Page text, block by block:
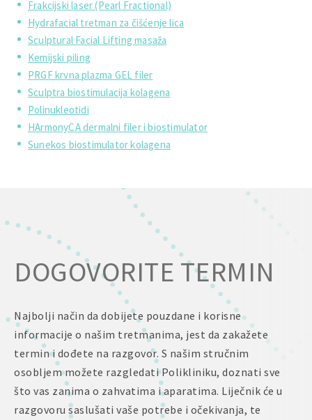
Frakcijski laser (Pearl Fractional)
Hydrafacial tretman za čišćenje lica
Sculptural Facial Lifting masaža
Kemijski piling
PRGF krvna plazma GEL filer
Sculptra biostimulacija kolagena
Polinukleotidi
HArmonyCA dermalni filer i biostimulator
Sunekos biostimulator kolagena
DOGOVORITE TERMIN
Najbolji način da dobijete pouzdane i korisne
informacije o našim tretmanima, jest da zakažete
termin i dođete na razgovor. S našim stručnim
osobljem možete razgledati Polikliniku, doznati sve
što vas zanima o zahvatima i aparatima. Liječnik će u
razgovoru saslušati vaše potrebe i očekivanja, te